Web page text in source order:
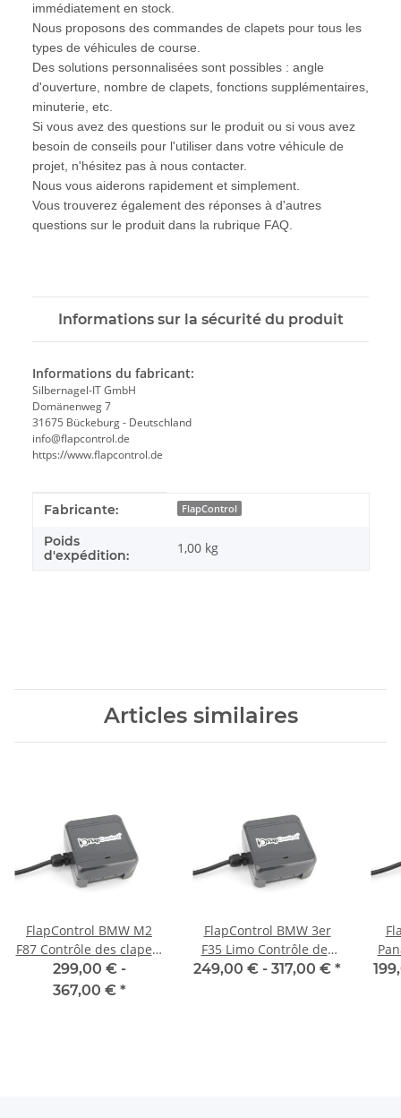
immédiatement en stock.
Nous proposons des commandes de clapets pour tous les
types de véhicules de course.
Des solutions personnalisées sont possibles : angle
d'ouverture, nombre de clapets, fonctions supplémentaires,
minuterie, etc.
Si vous avez des questions sur le produit ou si vous avez
besoin de conseils pour l'utiliser dans votre véhicule de
projet, n'hésitez pas à nous contacter.
Nous vous aiderons rapidement et simplement.
Vous trouverez également des réponses à d'autres
questions sur le produit dans la rubrique FAQ.
Informations sur la sécurité du produit
Informations du fabricant:
Silbernagel-IT GmbH
Domänenweg 7
31675 Bückeburg - Deutschland
info@flapcontrol.de
https://www.flapcontrol.de
#productDetails.itemInformation#
#productDetails.itemValue#
Fabricante: FlapControl
Poids
d'expédition:
1,00 kg
Articles similaires
FlapControl BMW M2
F87 Contrôle des clapets
d'échappement
299,00 € -
367,00 € *
FlapControl BMW 3er
F35 Limo Contrôle des
clapets d'échappement
249,00 € - 317,00 € *